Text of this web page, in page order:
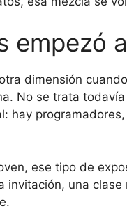
empezó
dimensión
No se trata
hay
ese tipo de
invitación, una